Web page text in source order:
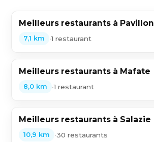
Meilleurs restaurants à Pavillon
7,1 km •1 restaurant
Meilleurs restaurants à Mafate
8,0 km •1 restaurant
Meilleurs restaurants à Salazie
10,9 km •30 restaurants